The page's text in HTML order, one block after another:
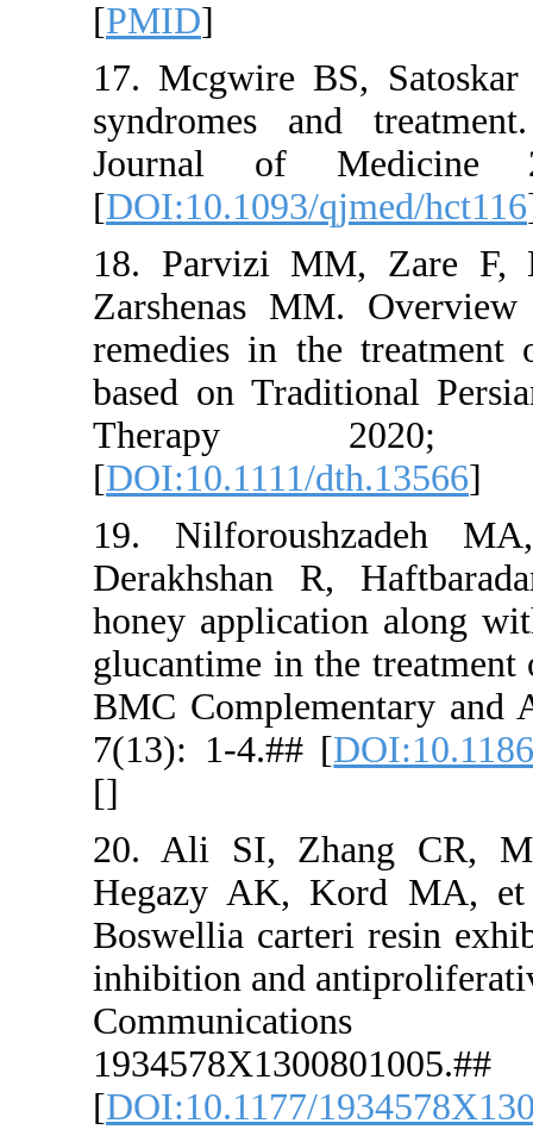
17.
Journal
[
18.
remedies
based on
[
19.
honey
glucantime
BMC
7(13): 1-
20. Ali
Hegazy
Boswellia
inhibition
[